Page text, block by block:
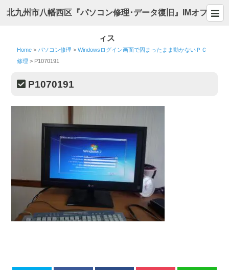
北九州市八幡西区『パソコン修理･データ復旧』IMオフ
ィス
Home > パソコン修理 >Windowsログイン画面で固まったまま動かないＰＣ
修理 > P1070191
P1070191